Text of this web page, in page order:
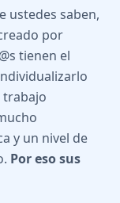
ustedes saben,
por
tienen el
trabajo
y un nivel de
Por eso sus